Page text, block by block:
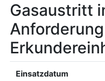
Gasaustritt
Anforderung
Einsatzdatum